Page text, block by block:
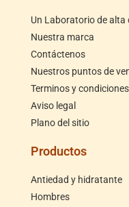
Un Laboratorio de alta
Nuestra marca
Contáctenos
Nuestros puntos de
Terminos y condiciones
Aviso legal
Plano del sitio
Productos
Antiedad y hidratante
Hombres